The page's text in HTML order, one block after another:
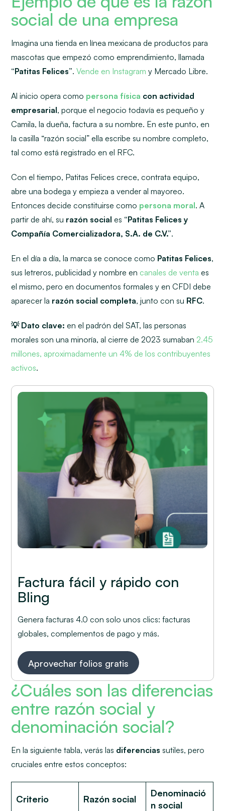
social de una empresa
Imagina una tienda en línea mexicana de productos para
mascotas que empezó como emprendimiento, llamada
“Patitas Felices”.Vende en Instagram y Mercado Libre.
Al inicio opera como persona física con actividad
empresarial, porque el negocio todavía es pequeño y
Camila, la dueña, factura a su nombre. En este punto, en
la casilla “razón social” ella escribe su nombre completo,
tal como está registrado en el RFC.
Con el tiempo, Patitas Felices crece, contrata equipo,
abre una bodega y empieza a vender al mayoreo.
Entonces decide constituirse como persona moral. A
partir de ahí, su razón social es “Patitas Felices y
Compañía Comercializadora, S.A. de C.V.”.
En el día a día, la marca se conoce como Patitas Felices,
sus letreros, publicidad y nombre en canales de venta es
el mismo, pero en documentos formales y en CFDI debe
aparecer la razón social completa, junto con su RFC.
💡 Dato clave: en el padrón del SAT, las personas
morales son una minoría, al cierre de 2023 sumaban 2.45
millones, aproximadamente un 4% de los contribuyentes
activos.
Factura fácil y rápido con
Bling
Genera facturas 4.0 con solo unos clics: facturas
globales, complementos de pago y más.
Aprovechar folios gratis
¿Cuáles son las diferencias
entre razón social y
denominación social?
En la siguiente tabla, verás las diferenciassutiles, pero
cruciales entre estos conceptos:
Criterio Razón social
Denominació
n social